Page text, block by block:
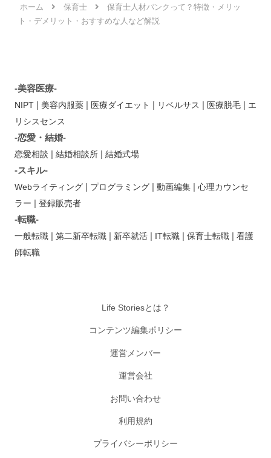
ホーム 保育士
保育士人材バンクって？特徴・メリッ
ト・デメリット・おすすめな人など解説
-美容医療-
NIPT | 美容内服薬 | 医療ダイエット | リベルサス | 医療脱毛 | エ
リシスセンス
-恋愛・結婚-
恋愛相談 | 結婚相談所 | 結婚式場
-スキル-
Webライティング | プログラミング | 動画編集 | 心理カウンセ
ラー | 登録販売者
-転職-
一般転職 | 第二新卒転職 | 新卒就活 | IT転職 | 保育士転職 | 看護
師転職
Life Storiesとは？
コンテンツ編集ポリシー
運営メンバー
運営会社
お問い合わせ
利用規約
プライバシーポリシー